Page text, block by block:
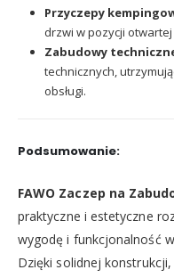
Przyczepy
drzwi w pozycji
Zabudowy
technicznych,
obsługi.
Podsumowanie:
FAWO Zaczep na
praktyczne i estetyczne
wygodę i funkcjonalność
Dzięki solidnej